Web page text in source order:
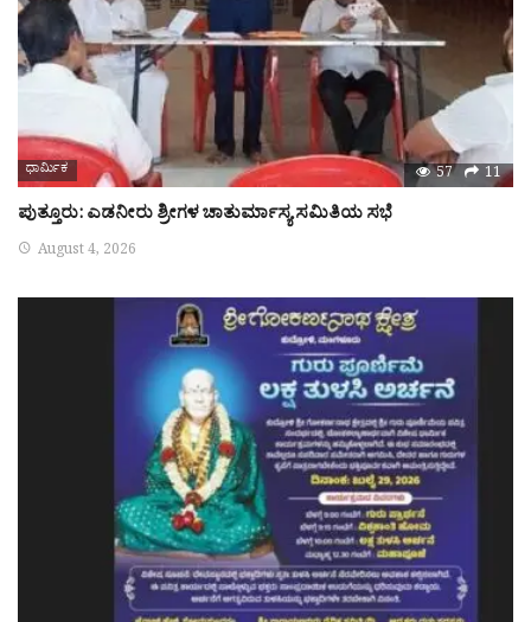
ಧಾರ್ಮಿಕ 57 11
ಪುತ್ತೂರು: ಎಡನೀರು ಶ್ರೀಗಳ ಚಾತುರ್ಮಾಸ್ಯ ಸಮಿತಿಯ ಸಭೆ
August 4, 2026